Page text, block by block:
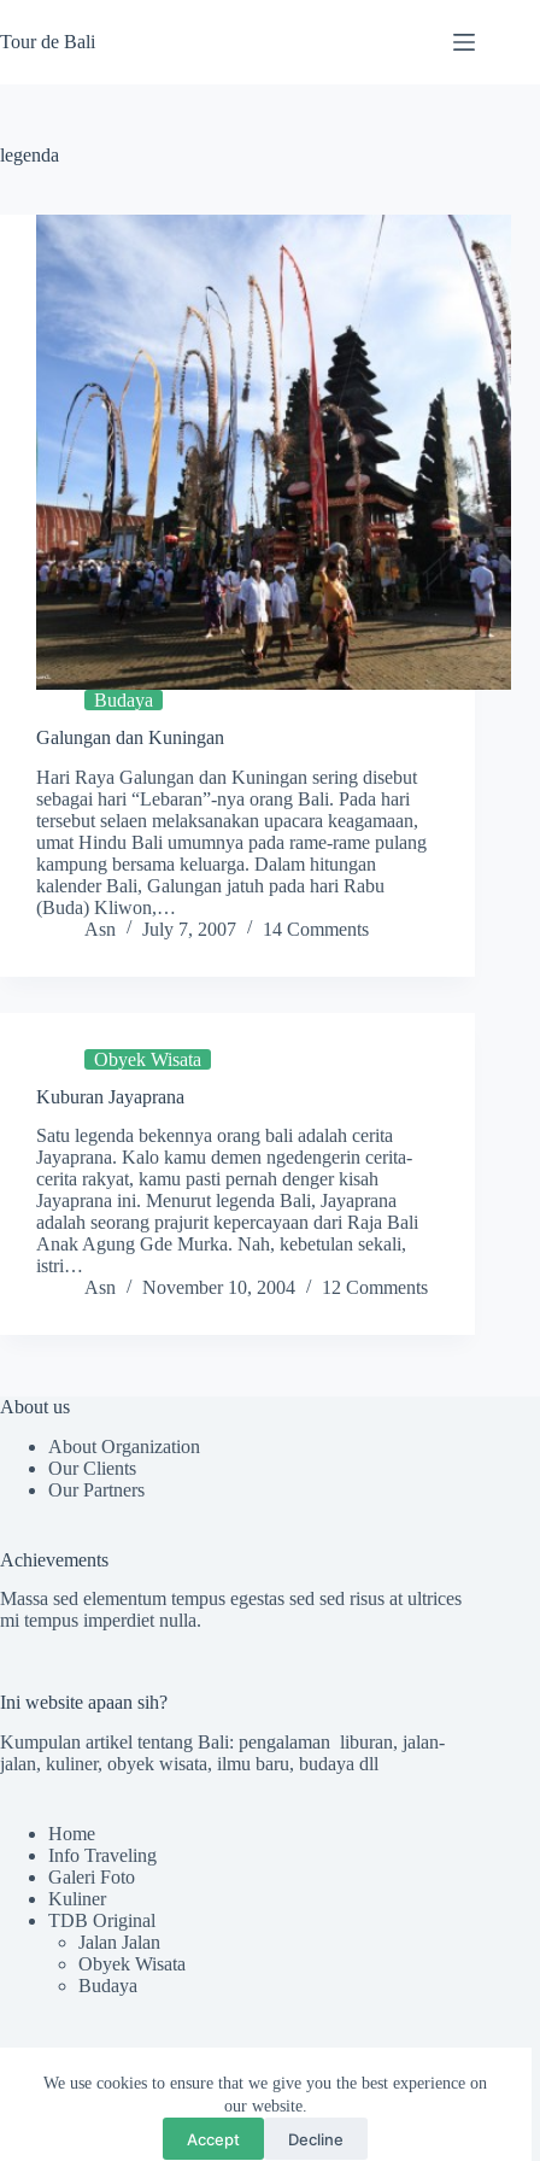
to
content
We use cookies to ensure that we give you the best experience on
our website.
Accept Decline
Tour de Bali
legenda
Budaya
Galungan dan Kuningan
Hari Raya Galungan dan Kuningan sering disebut
sebagai hari “Lebaran”-nya orang Bali. Pada hari
tersebut selaen melaksanakan upacara keagamaan,
umat Hindu Bali umumnya pada rame-rame pulang
kampung bersama keluarga. Dalam hitungan
kalender Bali, Galungan jatuh pada hari Rabu
(Buda) Kliwon,…
Asn
July 7, 2007 14 Comments
Obyek Wisata
Kuburan Jayaprana
Satu legenda bekennya orang bali adalah cerita
Jayaprana. Kalo kamu demen ngedengerin cerita-
cerita rakyat, kamu pasti pernah denger kisah
Jayaprana ini. Menurut legenda Bali, Jayaprana
adalah seorang prajurit kepercayaan dari Raja Bali
Anak Agung Gde Murka. Nah, kebetulan sekali,
istri…
Asn
November 10, 2004 12 Comments
About us
About Organization
Our Clients
Our Partners
Achievements
Massa sed elementum tempus egestas sed sed risus at ultrices
mi tempus imperdiet nulla.
Ini website apaan sih?
Kumpulan artikel tentang Bali: pengalaman liburan, jalan-
jalan, kuliner, obyek wisata, ilmu baru, budaya dll
Home
Info Traveling
Galeri Foto
Kuliner
TDB Original
Jalan Jalan
Obyek Wisata
Budaya